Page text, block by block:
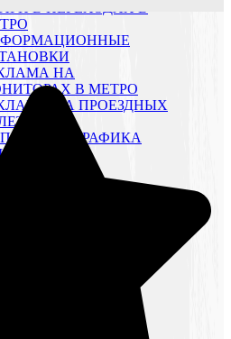
НА
В МЕТРО
НА ПРОЕЗДНЫХ
ГРАФИКА
НА РЖД
В